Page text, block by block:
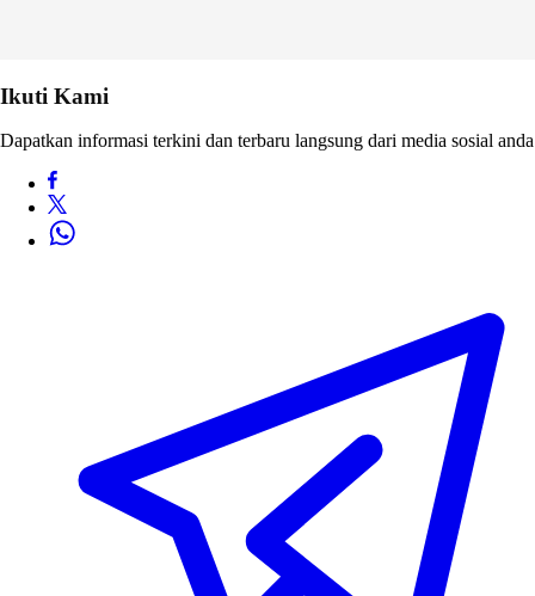
Ikuti Kami
Dapatkan informasi terkini dan terbaru langsung dari media sosial anda